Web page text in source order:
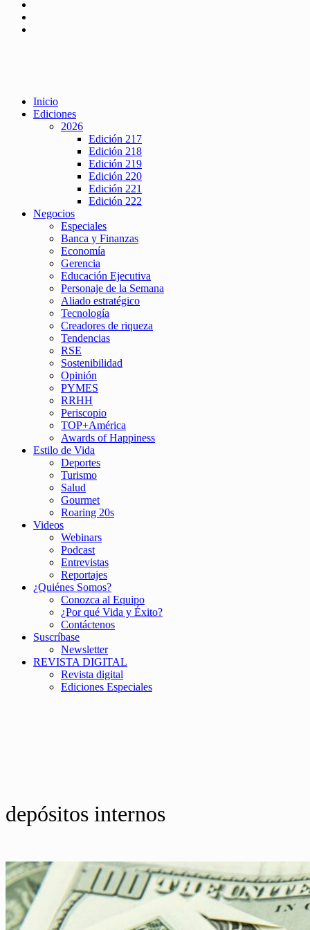
Inicio
Ediciones
2026
Edición 217
Edición 218
Edición 219
Edición 220
Edición 221
Edición 222
Negocios
Especiales
Banca y Finanzas
Economía
Gerencia
Educación Ejecutiva
Personaje de la Semana
Aliado estratégico
Tecnología
Creadores de riqueza
Tendencias
RSE
Sostenibilidad
Opinión
PYMES
RRHH
Periscopio
TOP+América
Awards of Happiness
Estilo de Vida
Deportes
Turismo
Salud
Gourmet
Roaring 20s
Videos
Webinars
Podcast
Entrevistas
Reportajes
¿Quiénes Somos?
Conozca al Equipo
¿Por qué Vida y Éxito?
Contáctenos
Suscríbase
Newsletter
REVISTA DIGITAL
Revista digital
Ediciones Especiales
depósitos internos